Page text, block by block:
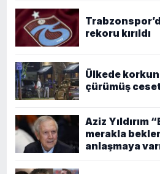
rekoru kırıldı
Ülkede
çürümüş
Aziz Yıldırım
merakla
anlaşmaya